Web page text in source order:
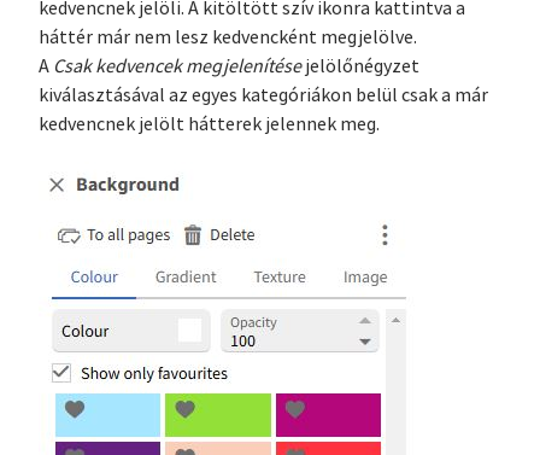
kedvencnek jelöli. A kitöltött szív ikonra kattintva a
háttér már nem lesz kedvencként megjelölve.
A Csak kedvencek megjelenítésejelölőnégyzet
kiválasztásával az egyes kategóriákon belül csak a már
kedvencnek jelölt hátterek jelennek meg.